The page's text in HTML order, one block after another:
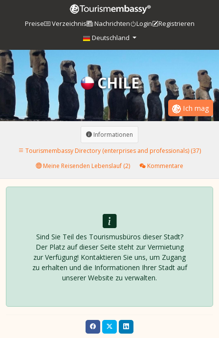
Preise Verzeichnis Nachrichten Login
Registrieren
Deutschland
CHILE
Ich mag
Informationen
Tourismembassy Directory (enterprises and professionals) (37)
Meine Reisenden Lebenslauf (2)
Kommentare
Sind Sie Teil des Tourismusbüros dieser Stadt?
Der Platz auf dieser Seite steht zur Vermietung
zur Verfügung! Kontaktieren Sie uns, um Zugang
zu erhalten und die Informationen Ihrer Stadt auf
unserer Website zu verwalten.